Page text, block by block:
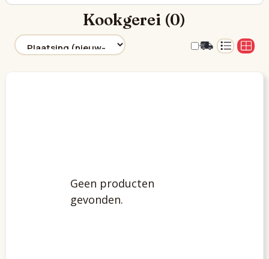
Kookgerei (0)
Geen producten
gevonden.